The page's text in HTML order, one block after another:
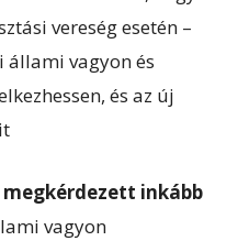
vereség esetén –
vagyon és
és az új
megkérdezett inkább
vagyon